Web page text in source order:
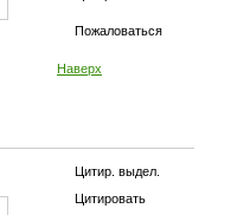
Пожаловаться
Наверх
Цитир. выдел.
Цитировать